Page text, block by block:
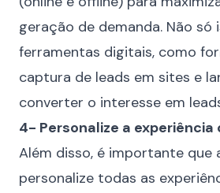
geração de demanda. Não só
ferramentas digitais, como
captura de leads em sites e
converter o interesse em
4- Personalize a experiência
Além disso, é importante que
personalize todas as